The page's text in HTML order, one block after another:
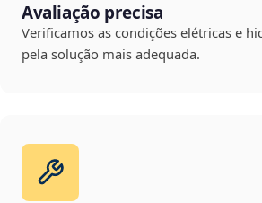
Avaliação precisa
Verificamos as condições elétricas e
pela solução mais adequada.